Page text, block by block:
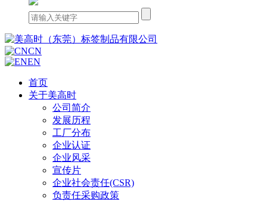
CN
EN
首页
关于美高时
公司简介
发展历程
工厂分布
企业认证
企业风采
宣传片
企业社会责任(CSR)
负责任采购政策